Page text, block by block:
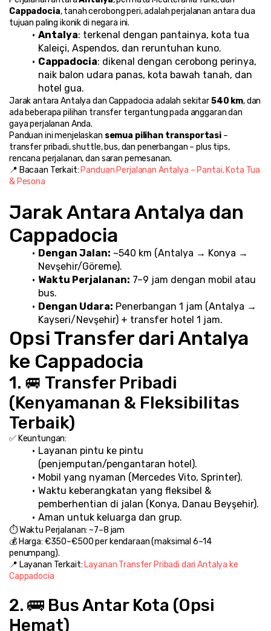
Cappadocia, tanah cerobong peri, adalah perjalanan antara dua
tujuan paling ikonik di negara ini.
Antalya: terkenal dengan pantainya, kota tua
Kaleiçi, Aspendos, dan reruntuhan kuno.
Cappadocia: dikenal dengan cerobong perinya,
naik balon udara panas, kota bawah tanah, dan
hotel gua.
Jarak antara Antalya dan Cappadocia adalah sekitar 540 km, dan
ada beberapa pilihan transfer tergantung pada anggaran dan
gaya perjalanan Anda.
Panduan ini menjelaskan semua pilihan transportasi –
transfer pribadi, shuttle, bus, dan penerbangan – plus tips,
rencana perjalanan, dan saran pemesanan.
📍 Bacaan Terkait: Panduan Perjalanan Antalya – Pantai, Kota Tua
& Pesona
Jarak Antara Antalya dan
Cappadocia
Dengan Jalan: ~540 km (Antalya → Konya →
Nevşehir/Göreme).
Waktu Perjalanan: 7–9 jam dengan mobil atau
bus.
Dengan Udara: Penerbangan 1 jam (Antalya →
Kayseri/Nevşehir) + transfer hotel 1 jam.
Opsi Transfer dari Antalya
ke Cappadocia
1. 🚐 Transfer Pribadi
(Kenyamanan & Fleksibilitas
Terbaik)
✅ Keuntungan:
Layanan pintu ke pintu
(penjemputan/pengantaran hotel).
Mobil yang nyaman (Mercedes Vito, Sprinter).
Waktu keberangkatan yang fleksibel &
pemberhentian di jalan (Konya, Danau Beyşehir).
Aman untuk keluarga dan grup.
⏱️ Waktu Perjalanan: ~7–8 jam
💰 Harga: €350–€500 per kendaraan (maksimal 6–14
penumpang).
📍 Layanan Terkait: Layanan Transfer Pribadi dari Antalya ke
Cappadocia
2. 🚌 Bus Antar Kota (Opsi
Hemat)